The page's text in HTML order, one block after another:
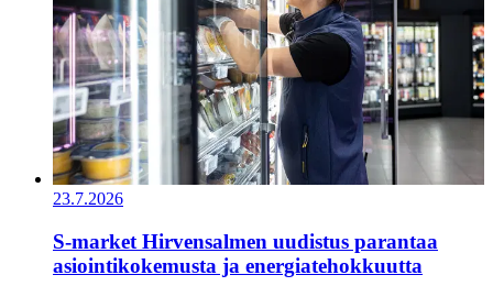
23.7.2026
S-market Hirvensalmen uudistus parantaa
asiointikokemusta ja energiatehokkuutta